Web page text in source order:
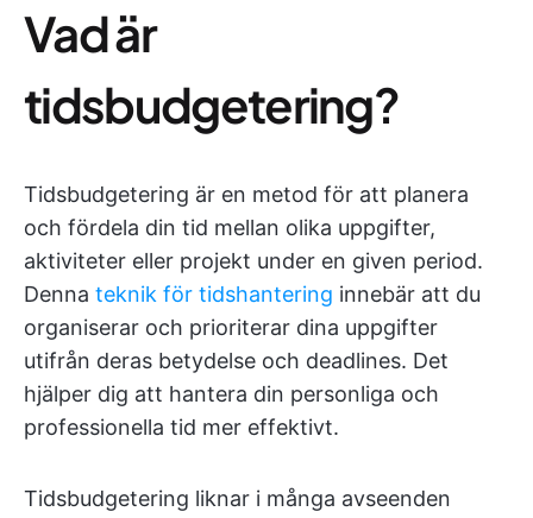
Vad är
tidsbudgetering?
Tidsbudgetering är en metod för att planera
och fördela din tid mellan olika uppgifter,
aktiviteter eller projekt under en given period.
Denna teknik för tidshantering innebär att du
organiserar och prioriterar dina uppgifter
utifrån deras betydelse och deadlines. Det
hjälper dig att hantera din personliga och
professionella tid mer effektivt.
Tidsbudgetering liknar i många avseenden